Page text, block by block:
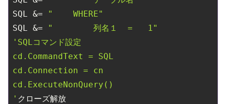
SQL &=
"    WHERE"
SQL &=
"        列名１  =   1"
'SQLコマンド設定
cd.CommandText = SQL
cd.Connection = cn
cd.ExecuteNonQuery()
' クローズ解放